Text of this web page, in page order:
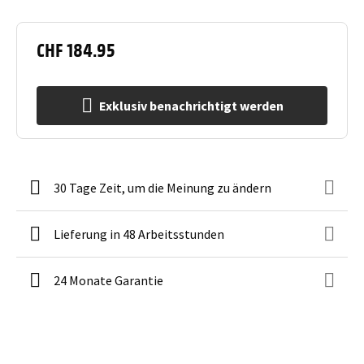
CHF 184.95
Exklusiv benachrichtigt werden
30 Tage Zeit, um die Meinung zu ändern
Lieferung in 48 Arbeitsstunden
24 Monate Garantie